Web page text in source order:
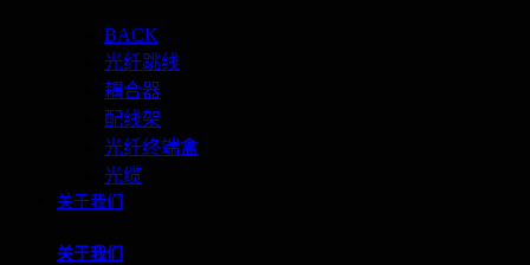
BACK
光纤跳线
耦合器
配线架
光纤终端盒
光缆
关于我们
关于我们